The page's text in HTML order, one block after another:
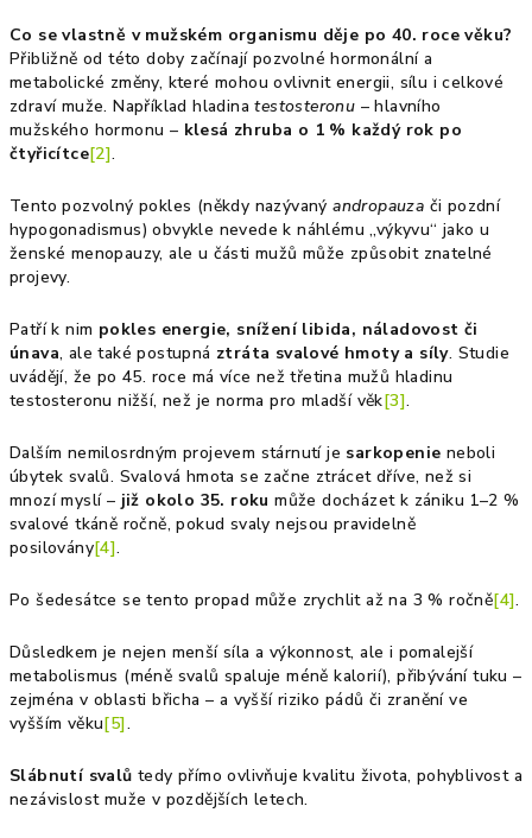
Co se vlastně v mužském organismu děje po 40. roce věku?
Přibližně od této doby začínají pozvolné hormonální a
metabolické změny, které mohou ovlivnit energii, sílu i celkové
zdraví muže. Například hladinatestosteronu – hlavního
mužského hormonu – klesá zhruba o 1 % každý rok po
čtyřicítce[2].
Tento pozvolný pokles (někdy nazývanýandropauza či pozdní
hypogonadismus) obvykle nevede k náhlému „výkyvu“ jako u
ženské menopauzy, ale u části mužů může způsobit znatelné
projevy.
Patří k nim pokles energie, snížení libida, náladovost či
únava, ale také postupná ztráta svalové hmoty a síly. Studie
uvádějí, že po 45. roce má více než třetina mužů hladinu
testosteronu nižší, než je norma pro mladší věk[3].
Dalším nemilosrdným projevem stárnutí je sarkopenie neboli
úbytek svalů. Svalová hmota se začne ztrácet dříve, než si
mnozí myslí – již okolo 35. roku může docházet k zániku 1–2 %
svalové tkáně ročně, pokud svaly nejsou pravidelně
posilovány[4].
Po šedesátce se tento propad může zrychlit až na 3 % ročně[4].
Důsledkem je nejen menší síla a výkonnost, ale i pomalejší
metabolismus (méně svalů spaluje méně kalorií), přibývání tuku –
zejména v oblasti břicha – a vyšší riziko pádů či zranění ve
vyšším věku[5].
Slábnutí svalů tedy přímo ovlivňuje kvalitu života, pohyblivost a
nezávislost muže v pozdějších letech.